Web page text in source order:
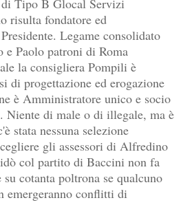
risulta fondatore ed
Legame consolidato
e Paolo patroni di Roma
la consigliera Pompili è
di progettazione ed erogazione
è Amministratore unico e socio
Niente di male o di illegale, ma è
stata nessuna selezione
gli assessori di Alfredino
col partito di Baccini non fa
cotanta poltrona se qualcuno
emergeranno conflitti di